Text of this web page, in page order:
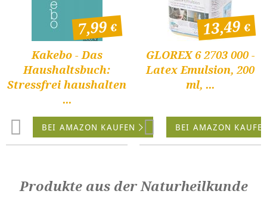
Kakebo - Das
Haushaltsbuch:
Stressfrei haushalten
...
7,99
BEI AMAZON KAUFEN
GLOREX 6 2703 000 -
Latex Emulsion, 200
ml, ...
13,49
BEI AMAZON
Produkte aus der Naturheilkunde